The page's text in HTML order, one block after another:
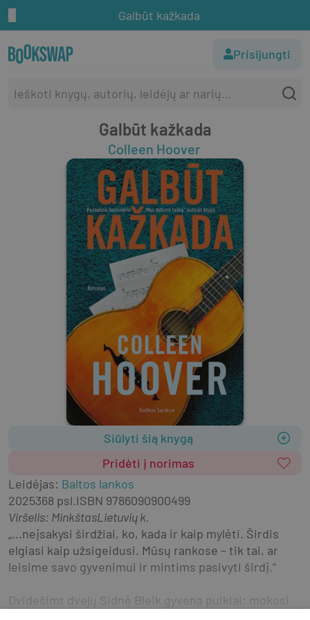
Galbūt kažkada
Prisijungti
Galbūt kažkada
Colleen Hoover
Siūlyti šią knygą
Pridėti į norimas
Leidėjas: Baltos lankos
2025368 psl.ISBN 9786090900499
Viršelis: MinkštasLietuvių k.
„...neįsakysi širdžiai, ko, kada ir kaip mylėti. Širdis
elgiasi kaip užsigeidusi. Mūsų rankose – tik tai, ar
leisime savo gyvenimui ir mintims pasivyti širdį.“
Dvidešimt dvejų Sidnė Bleik gyvena puikiai: mokosi